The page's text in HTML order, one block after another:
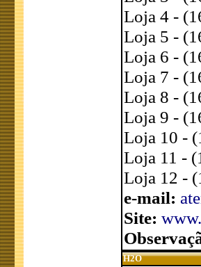
Loja 4 -
Loja 5 -
Loja 6 -
Loja 7 -
Loja 8 -
Loja 9 -
Loja 10 -
Loja 11 -
Loja 12 -
e-mail:
Site:
H2O